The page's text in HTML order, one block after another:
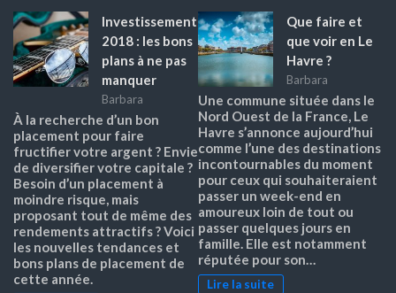
Investissement
2018 : les bons
plans à ne pas
manquer
Barbara
À la recherche d’un bon
placement pour faire
fructifier votre argent ? Envie
de diversifier votre capitale ?
Besoin d’un placement à
moindre risque, mais
proposant tout de même des
rendements attractifs ? Voici
les nouvelles tendances et
bons plans de placement de
cette année.
Que faire et
que voir en Le
Havre ?
Barbara
Une commune située dans le
Nord Ouest de la France, Le
Havre s’annonce aujourd’hui
comme l’une des destinations
incontournables du moment
pour ceux qui souhaiteraient
passer un week-end en
amoureux loin de tout ou
passer quelques jours en
famille. Elle est notamment
réputée pour son…
Lire la suite